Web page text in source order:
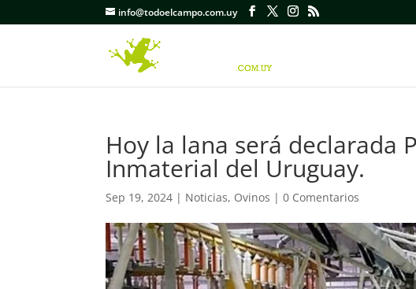
info@todoelcampo.com.uy
Hoy la lana será declarada
Inmaterial del Uruguay.
Sep 19, 2024 | Noticias, Ovinos |0 Comentarios